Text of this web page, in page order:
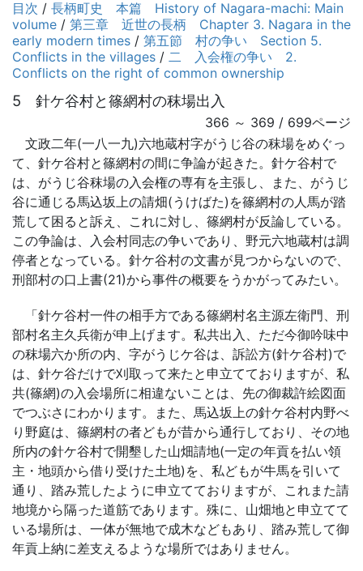
目次 / 長柄町史 本篇 History of Nagara-machi: Main
volume / 第三章 近世の長柄 Chapter 3. Nagara in the
early modern times / 第五節 村の争い Section 5.
Conflicts in the villages / 二 入会権の争い 2.
Conflicts on the right of common ownership
5 針ケ谷村と篠網村の秣場出入
366 ～ 369 / 699ページ
文政二年(一八一九)六地蔵村字がうじ谷の秣場をめぐっ
て、針ケ谷村と篠網村の間に争論が起きた。針ケ谷村で
は、がうじ谷秣場の入会権の専有を主張し、また、がうじ
谷に通じる馬込坂上の請畑(うけばた)を篠網村の人馬が踏
荒して困ると訴え、これに対し、篠網村が反論している。
この争論は、入会村同志の争いであり、野元六地蔵村は調
停者となっている。針ケ谷村の文書が見つからないので、
刑部村の口上書(21)から事件の概要をうかがってみたい。
「針ケ谷村一件の相手方である篠網村名主源左衛門、刑
部村名主久兵衛が申上げます。私共出入、ただ今御吟味中
の秣場六か所の内、字がうじケ谷は、訴訟方(針ケ谷村)で
は、針ケ谷だけで刈取って来たと申立てておりますが、私
共(篠網)の入会場所に相違ないことは、先の御裁許絵図面
でつぶさにわかります。また、馬込坂上の針ケ谷村内野べ
り野庭は、篠網村の者どもが昔から通行しており、その地
所内の針ケ谷村で開墾した山畑請地(一定の年貢を払い領
主・地頭から借り受けた土地)を、私どもが牛馬を引いて
通り、踏み荒したように申立てておりますが、これまた請
地境から隔った道筋であります。殊に、山畑地と申立てて
いる場所は、一体が無地で成木などもあり、踏み荒して御
年貢上納に差支えるような場所ではありません。